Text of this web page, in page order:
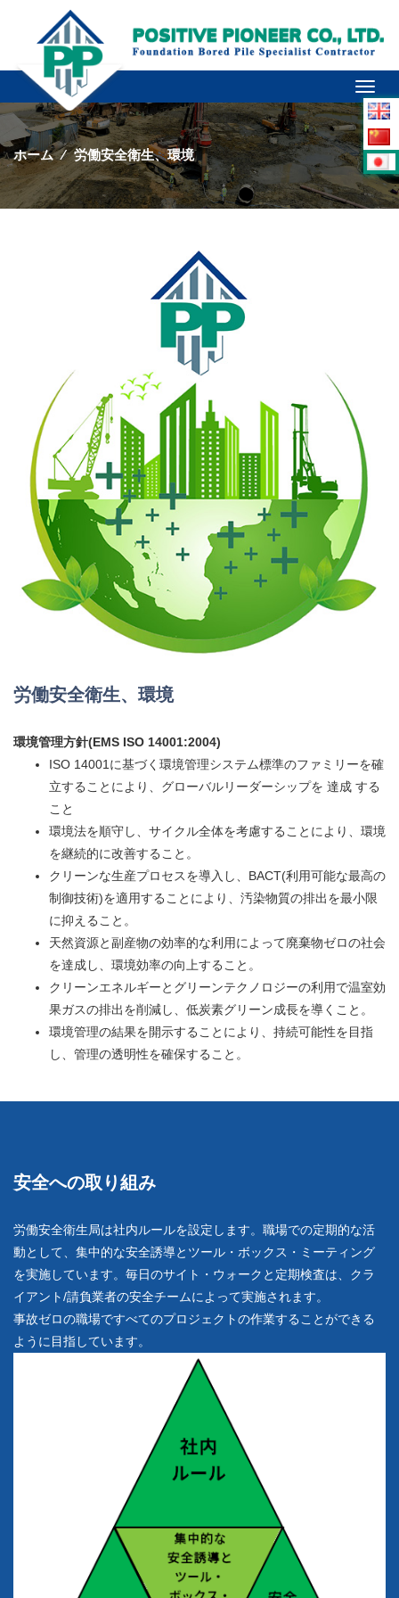
ホーム ⁄ 労働安全衛生、環境
労働安全衛生、環境
環境管理方針(EMS ISO 14001:2004)
ISO 14001に基づく環境管理システム標準のファミリーを確
立することにより、グローバルリーダーシップを 達成 する
こと
環境法を順守し、サイクル全体を考慮することにより、環境
を継続的に改善すること。
クリーンな生産プロセスを導入し、BACT(利用可能な最高の
制御技術)を適用することにより、汚染物質の排出を最小限
に抑えること。
天然資源と副産物の効率的な利用によって廃棄物ゼロの社会
を達成し、環境効率の向上すること。
クリーンエネルギーとグリーンテクノロジーの利用で温室効
果ガスの排出を削減し、低炭素グリーン成⻑を導くこと。
環境管理の結果を開示することにより、持続可能性を目指
し、管理の透明性を確保すること。
安全への取り組み
労働安全衛生局は社内ルールを設定します。職場での定期的な活
動として、集中的な安全誘導とツール・ボックス・ミーティング
を実施しています。毎日のサイト・ウォークと定期検査は、クラ
イアント/請負業者の安全チームによって実施されます。
事故ゼロの職場ですべてのプロジェクトの作業することができる
ように目指しています。